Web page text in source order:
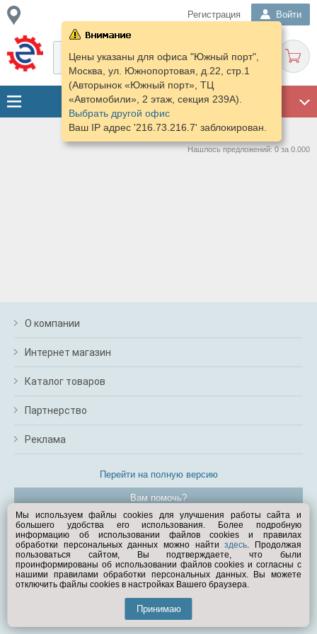
Регистрация Войти
Цены указаны для офиса "Южный порт",
Москва, ул. Южнопортовая, д.22, стр.1
(Авторынок «Южный порт», ТЦ
«Автомобили», 2 этаж, секция 239А).
Выбрать другой офис
Ваш IP адрес '216.73.216.7' заблокирован.
Нашлось предложений: 0 за 0.000
О компании
Интернет магазин
Каталог товаров
Партнерство
Реклама
Перейти на полную версию
Вам помочь?
© Exist.ru 1998—2026
Мы используем файлы cookies для улучшения работы сайта и
большего удобства его использования. Более подробную
информацию об использовании файлов cookies и правилах
обработки персональных данных можно найтиздесь. Продолжая
пользоваться сайтом, Вы подтверждаете, что были
проинформированы об использовании файлов cookies и согласны с
нашими правилами обработки персональных данных. Вы можете
отключить файлы cookies в настройках Вашего браузера.
Принимаю